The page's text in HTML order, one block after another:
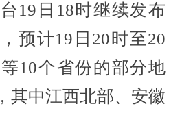
日18时继续发布
预计19日20时至20
10个省份的部分地
其中江西北部、安徽